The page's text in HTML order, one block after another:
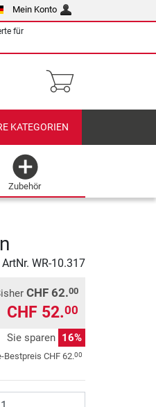
Mein Konto
für
KATEGORIEN
Zubehör
ArtNr. WR-10.317
CHF 62.00
CHF 52.00
Sie sparen 16%
Bestpreis CHF 62.00